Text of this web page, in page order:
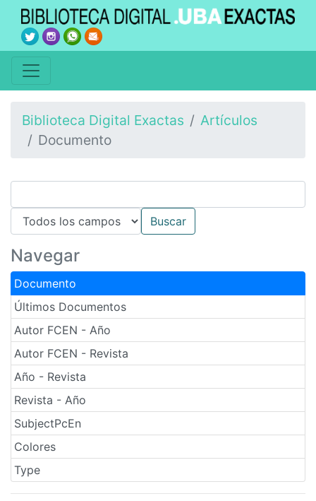
Biblioteca Digital Exactas
Artículos
Documento
Navegar
Documento
Últimos Documentos
Autor FCEN - Año
Autor FCEN - Revista
Año - Revista
Revista - Año
SubjectPcEn
Colores
Type